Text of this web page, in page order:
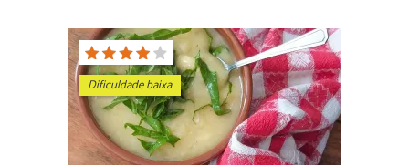
Dificuldade baixa